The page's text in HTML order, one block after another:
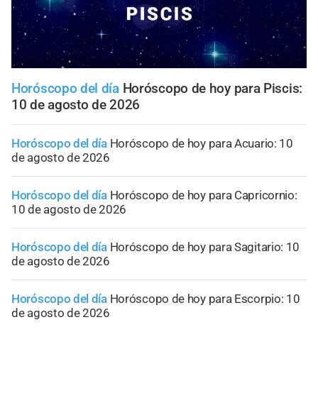
Horóscopo del día Horóscopo de hoy para Piscis:
10 de agosto de 2026
Horóscopo del día Horóscopo de hoy para Acuario: 10
de agosto de 2026
Horóscopo del día Horóscopo de hoy para Capricornio:
10 de agosto de 2026
Horóscopo del día Horóscopo de hoy para Sagitario: 10
de agosto de 2026
Horóscopo del día Horóscopo de hoy para Escorpio: 10
de agosto de 2026